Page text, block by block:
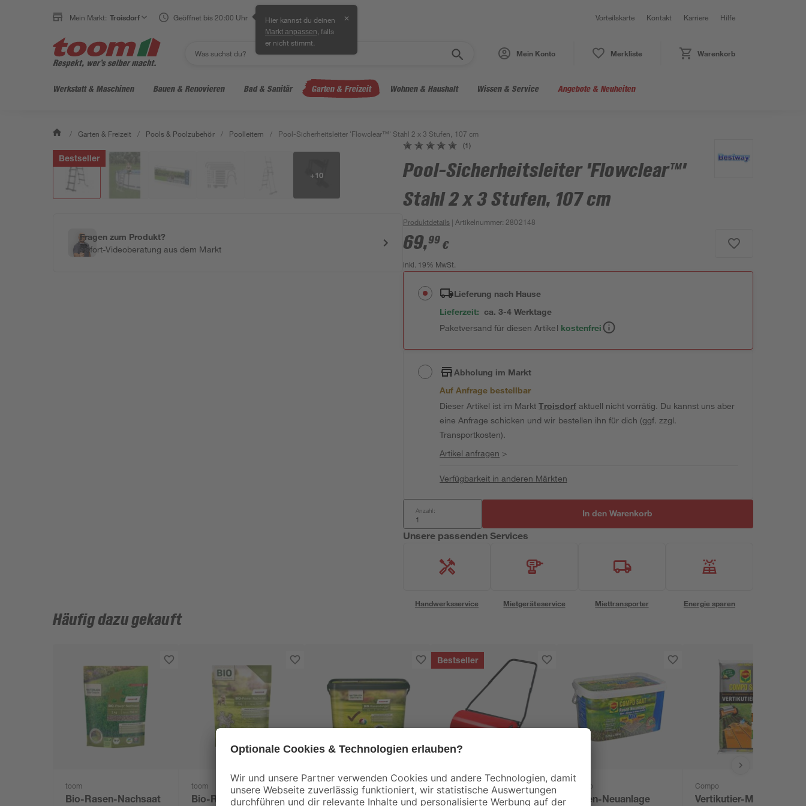
Mein Markt: Troisdorf Geöffnet bis 20:00 Uhr Hier kannst du deinen
Markt anpassen , falls
er nicht stimmt.
✕ Vorteilskarte Kontakt Karriere Hilfe
Mein Konto Merkliste Warenkorb
Werkstatt & Maschinen Bauen & Renovieren Bad & Sanitär Garten & Freizeit Wohnen & Haushalt Wissen & Service Angebote & Neuheiten
/ Garten & Freizeit / Pools & Poolzubehör / Poolleitern / Pool-Sicherheitsleiter 'Flowclear™' Stahl 2 x 3 Stufen, 107 cm
Bestseller
+10
Fragen zum Produkt?
Sofort-Videoberatung aus dem Markt
(1)
Pool-Sicherheitsleiter 'Flowclear™'
Stahl 2 x 3 Stufen, 107 cm
Produktdetails | Artikelnummer: 2802148
69,99 €
inkl. 19% MwSt.
Lieferung nach Hause
Lieferzeit: ca. 3-4 Werktage
Paketversand für diesen Artikel kostenfrei
Abholung im Markt
Auf Anfrage bestellbar
Dieser Artikel ist im MarktTroisdorfaktuell nicht vorrätig. Du kannst uns aber
eine Anfrage schicken und wir bestellen ihn für dich (ggf. zzgl.
Transportkosten).
Artikel anfragen >
Verfügbarkeit in anderen Märkten
Anzahl: In den Warenkorb
Unsere passenden Services
Handwerksservice Mietgeräteservice Miettransporter Energie sparen
Häufig dazu gekauft
toom
Bio-Rasen-Nachsaat
toom
Bio-Rasen-Nachsaat
toom
Bio-Rasendünger mit
Bestseller
Einhell
Einhell Rasenwalze
Compo
Rasen-Neuanlage
Compo
Vertikutier-Mix